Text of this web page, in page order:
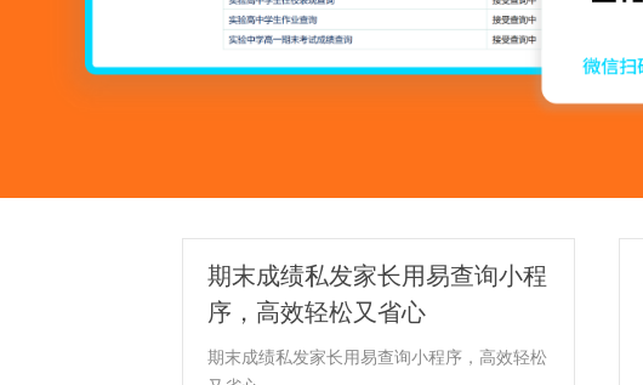
期末成绩私发家长用易查询小程
序，高效轻松又省心
期末成绩私发家长用易查询小程序，高效轻松